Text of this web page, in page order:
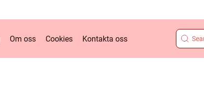
Om oss Cookies Kontakta oss